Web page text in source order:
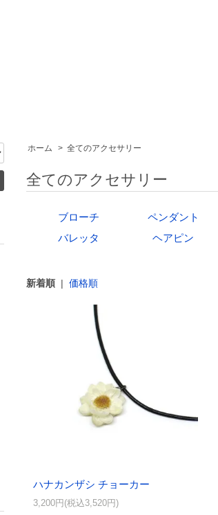
ホーム > 全てのアクセサリー
全てのアクセサリー
ブローチ ペンダント
バレッタ
ヘアピン
新着順| 価格順
ハナカンザシ チョーカー
3,200円(税込3,520円)